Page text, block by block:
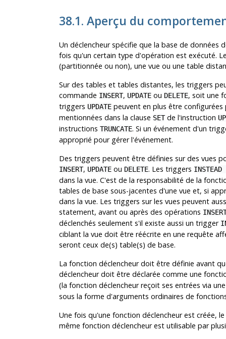
38.1. Aperçu du
Un déclencheur spécifie que la base de
fois qu'un certain type d'opération est exécuté.
(partitionnée ou non), une vue ou une table
Sur des tables et tables distantes, les triggers
commande INSERT, UPDATEou DELETE, soit une
triggers UPDATEpeuvent en plus être configurées
mentionnées dans la clause SETde l'instruction
instructions TRUNCATE. Si un événement d'un
approprié pour gérer l'événement.
Des triggers peuvent être définies sur des vues
INSERT, UPDATEou DELETE. Les triggers INSTEAD
dans la vue. C'est de la responsabilité de la
tables de base sous-jacentes d'une vue et, si
dans la vue. Les triggers sur les vues peuvent
statement, avant ou après des opérations
déclenchés seulement s'il existe aussi un trigger
ciblant la vue doit être réécrite en une requête
seront ceux de(s) table(s) de base.
La fonction déclencheur doit être définie avant
déclencheur doit être déclarée comme une
(la fonction déclencheur reçoit ses entrées via
sous la forme d'arguments ordinaires de
Une fois qu'une fonction déclencheur est créée,
même fonction déclencheur est utilisable par